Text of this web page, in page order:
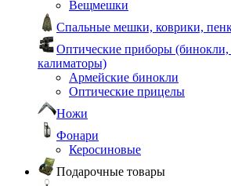
Вещмешки
Спальные мешки, коврики,
Оптические приборы
калиматоры)
Армейские бинокли
Оптические прицелы
Ножи
Фонари
Керосиновые
Подарочные товары